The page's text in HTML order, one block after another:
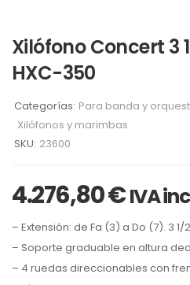
Xilófono Concert 3
HXC-350
Categorías: Para banda y
Xilófonos y marimbas
SKU: 23600
4.276,80€ IVA
– Extensión: de Fa (3) a Do (7). 3
– Soporte graduable en altura
– 4 ruedas direccionables con